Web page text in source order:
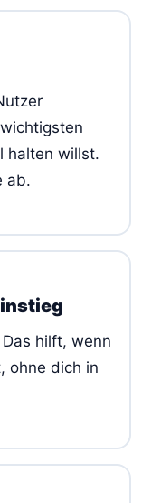
halten willst.
ab.
hilft, wenn
ohne dich in